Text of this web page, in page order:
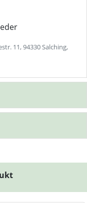
11, 94330 Salching,